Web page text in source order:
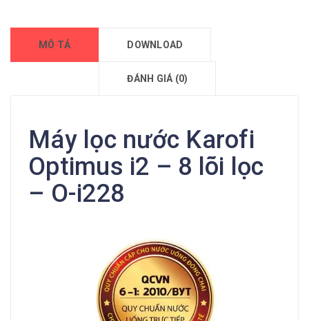
MÔ TẢ DOWNLOAD
ĐÁNH GIÁ (0)
Máy lọc nước Karofi
Optimus i2 – 8 lõi lọc
– O-i228